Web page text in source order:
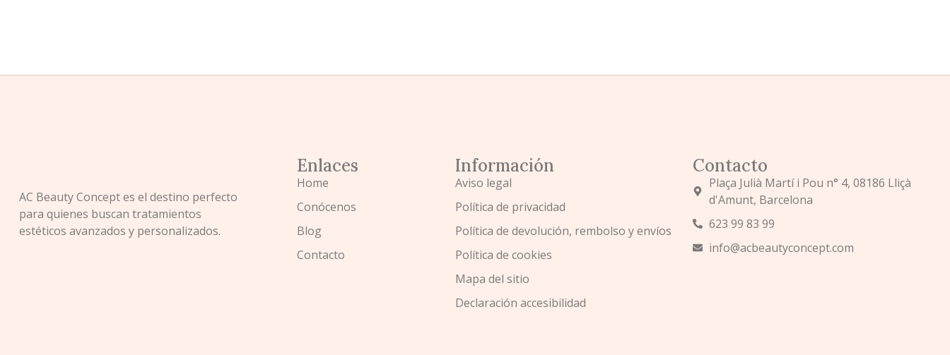
AC Beauty Concept es el destino perfecto
para quienes buscan tratamientos
estéticos avanzados y personalizados.
Enlaces
Home
Conócenos
Blog
Contacto
Información
Aviso legal
Política de privacidad
Política de devolución, rembolso y envíos
Política de cookies
Mapa del sitio
Declaración accesibilidad
Contacto
Plaça Julià Martí i Pou n° 4, 08186 Lliçà
d'Amunt, Barcelona
623 99 83 99
info@acbeautyconcept.com